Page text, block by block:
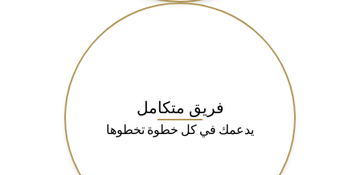
فريق متكامل
يدعمك في كل خطوة تخطوها